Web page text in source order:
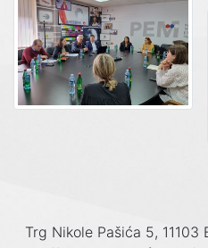
Trg Nikole Pašića 5,